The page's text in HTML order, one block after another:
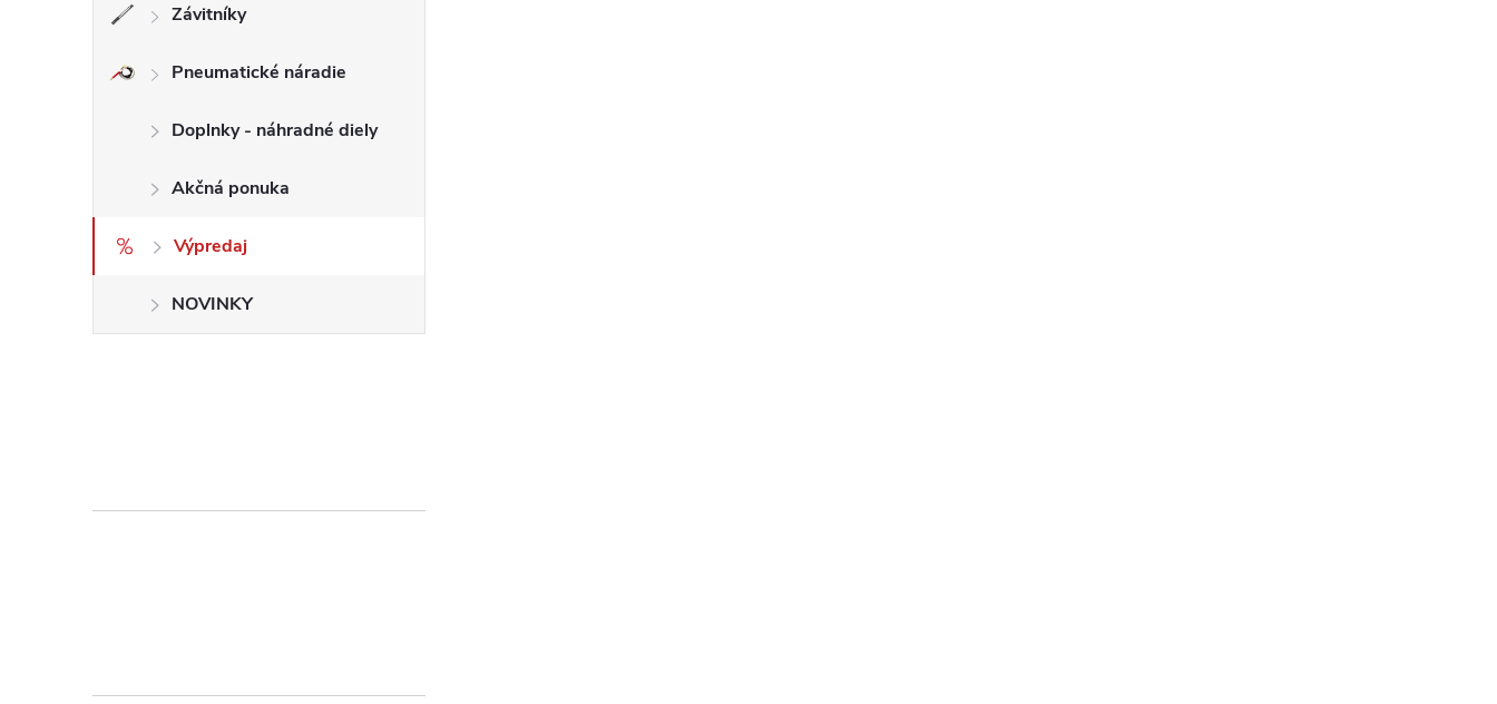
Závitníky
Pneumatické náradie
Doplnky - náhradné diely
Akčná ponuka
Výpredaj
NOVINKY